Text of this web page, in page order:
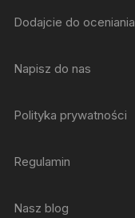
Dodajcie do oceniania
Napisz do nas
Polityka prywatności
Regulamin
Nasz blog